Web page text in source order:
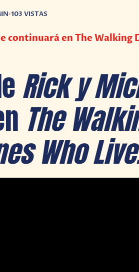
•103 VISTAS
continuará en The Walking
Rick y
The
Who